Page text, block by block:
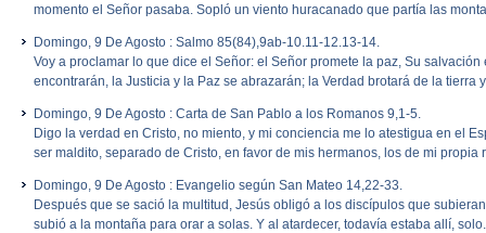
momento el Señor pasaba. Sopló un viento huracanado que partía las
Domingo, 9 De Agosto : Salmo 85(84),9ab-10.11-12.13-14.
Voy a proclamar lo que dice el Señor: el Señor promete la paz, Su
encontrarán, la Justicia y la Paz se abrazarán; la Verdad brotará de la
Domingo, 9 De Agosto : Carta de San Pablo a los Romanos 9,1-5.
Digo la verdad en Cristo, no miento, y mi conciencia me lo atestigua en el
ser maldito, separado de Cristo, en favor de mis hermanos, los de mi
Domingo, 9 De Agosto : Evangelio según San Mateo 14,22-33.
Después que se sació la multitud, Jesús obligó a los discípulos que
subió a la montaña para orar a solas. Y al atardecer, todavía estaba allí,